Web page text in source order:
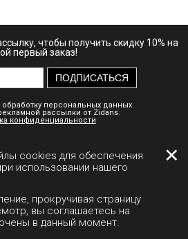
чтобы получить скидку 10% на
первый заказ!
ПОДПИСАТЬСЯ
обработку персональных данных
рассылки от Zidans.
конфиденциальности
Доставка Документы ✕
cookies для обеспечения
использовании нашего
прокручивая страницу
вы соглашаетесь на
в данный момент.